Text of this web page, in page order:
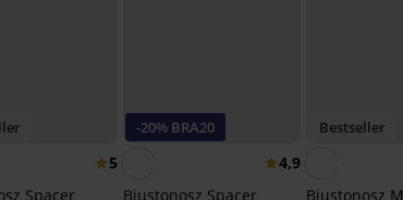
5
Spacer
-20% BRA20
4,9
Biustonosz Spacer
Bestseller
Biustonosz